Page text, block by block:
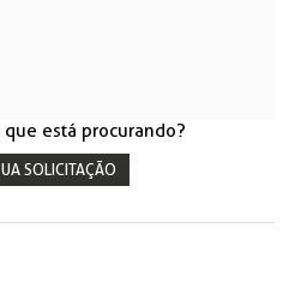
está procurando?
SOLICITAÇÃO